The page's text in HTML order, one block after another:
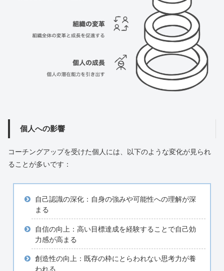
個人への影響
コーチングアップを受けた個人には、以下のような変化が見られ
ることが多いです：
自己認識の深化：自身の強みや可能性への理解が深
まる
自信の向上：高い目標達成を経験することで自己効
力感が高まる
創造性の向上：既存の枠にとらわれない思考力が養
われる